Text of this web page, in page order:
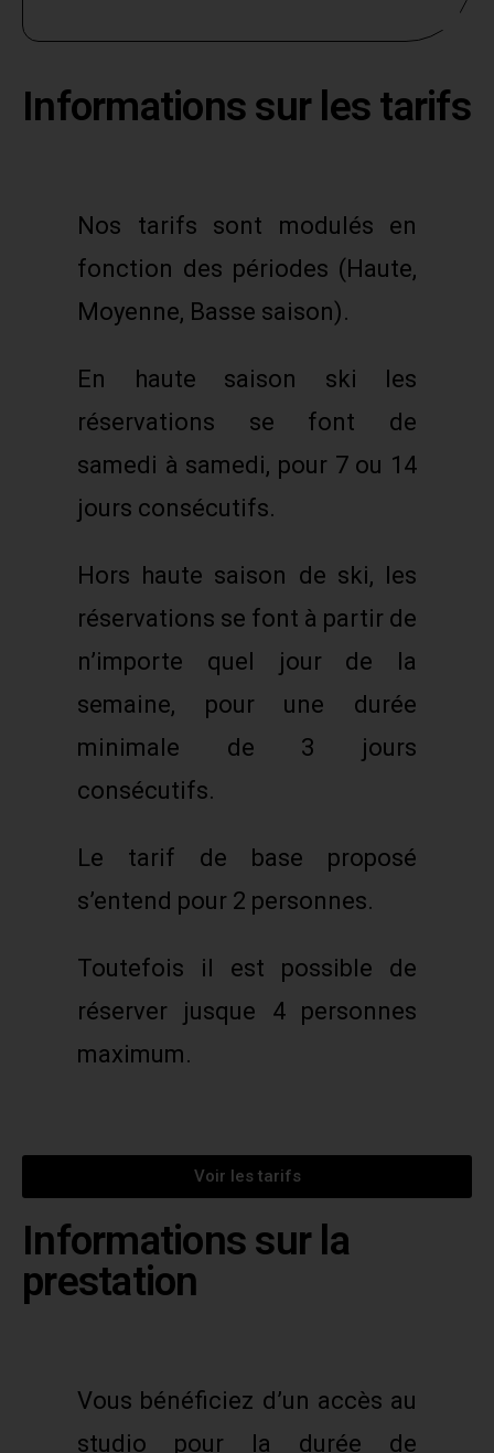
Informations sur les tarifs
Nos tarifs sont modulés en
fonction des périodes (Haute,
Moyenne, Basse saison).
En haute saison ski les
réservations se font de
samedi à samedi, pour 7 ou 14
jours consécutifs.
Hors haute saison de ski, les
réservations se font à partir de
n’importe quel jour de la
semaine, pour une durée
minimale de 3 jours
consécutifs.
Le tarif de base proposé
s’entend pour 2 personnes.
Toutefois il est possible de
réserver jusque 4 personnes
maximum.
Voir les tarifs
Informations sur la
prestation
Vous bénéficiez d’un accès au
studio pour la durée de